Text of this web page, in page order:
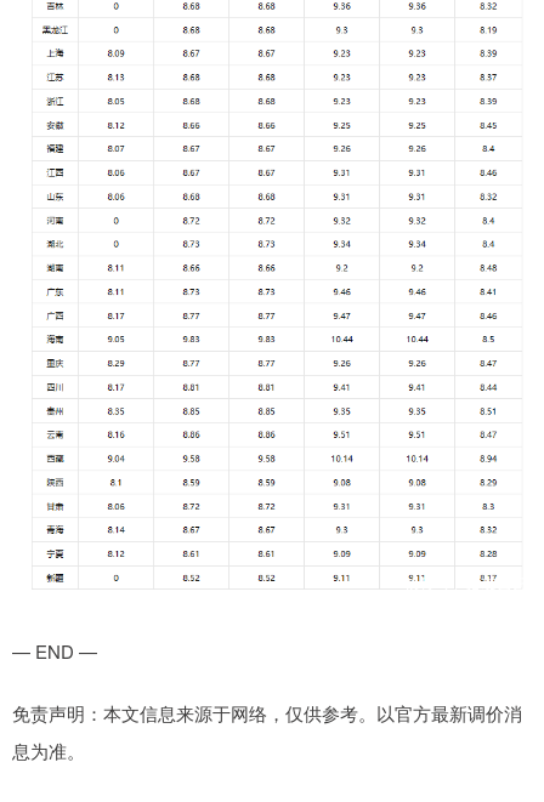
— END —
免责声明：本文信息来源于网络，仅供参考。以官方最新调价消
息为准。